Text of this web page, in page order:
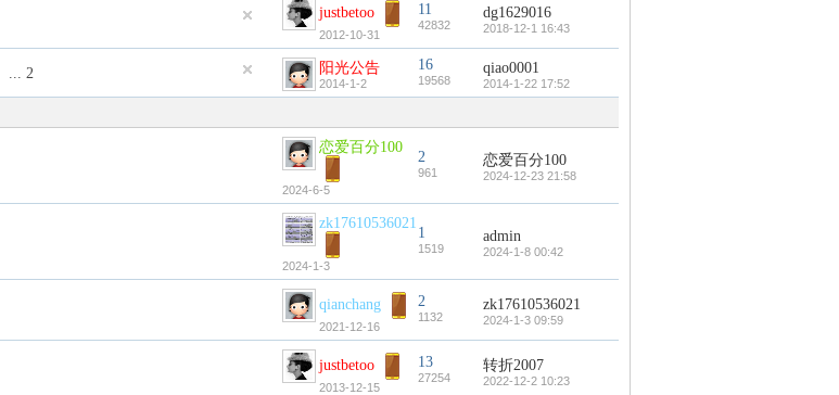
justbetoo
2012-10-31
11
42832
dg1629016
2018-12-1 16:43
... 2 阳光公告
2014-1-2
16
19568
qiao0001
2014-1-22 17:52
恋爱百分100
2024-6-5
2
961
恋爱百分100
2024-12-23 21:58
zk17610536021
2024-1-3
1
1519
admin
2024-1-8 00:42
qianchang
2021-12-16
2
1132
zk17610536021
2024-1-3 09:59
justbetoo
2013-12-15
13
27254
转折2007
2022-12-2 10:23